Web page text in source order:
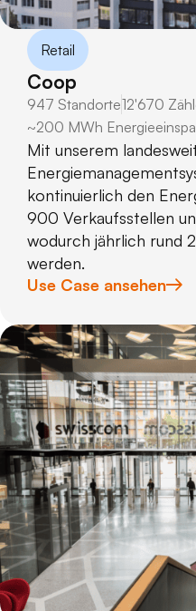
Retail
Coop
947 Standorte12'670
~200 MWh
Mit unserem
kontinuierlich den
900 Verkaufsstellen
wodurch jährlich rund
werden.
Use Case ansehen